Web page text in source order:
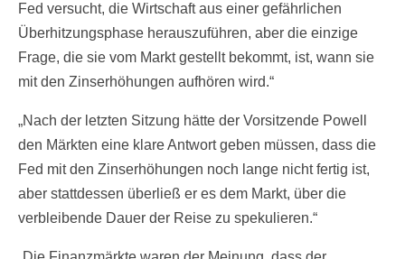
Fed versucht, die Wirtschaft aus einer gefährlichen
Überhitzungsphase herauszuführen, aber die einzige
Frage, die sie vom Markt gestellt bekommt, ist, wann sie
mit den Zinserhöhungen aufhören wird.“
„Nach der letzten Sitzung hätte der Vorsitzende Powell
den Märkten eine klare Antwort geben müssen, dass die
Fed mit den Zinserhöhungen noch lange nicht fertig ist,
aber stattdessen überließ er es dem Markt, über die
verbleibende Dauer der Reise zu spekulieren.“